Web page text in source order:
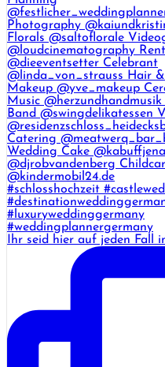
Ihr seid hier auf jeden Fall